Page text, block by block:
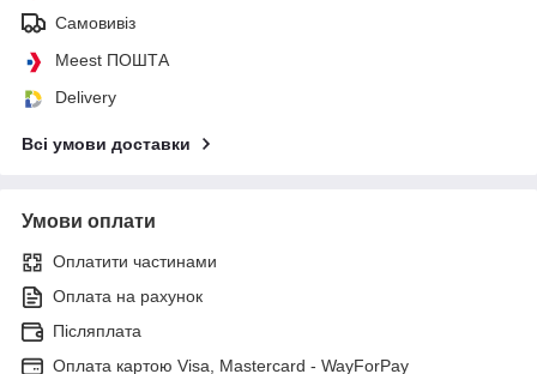
Самовивіз
Meest ПОШТА
Delivery
Всі умови доставки
Умови оплати
Оплатити частинами
Оплата на рахунок
Післяплата
Оплата картою Visa, Mastercard - WayForPay